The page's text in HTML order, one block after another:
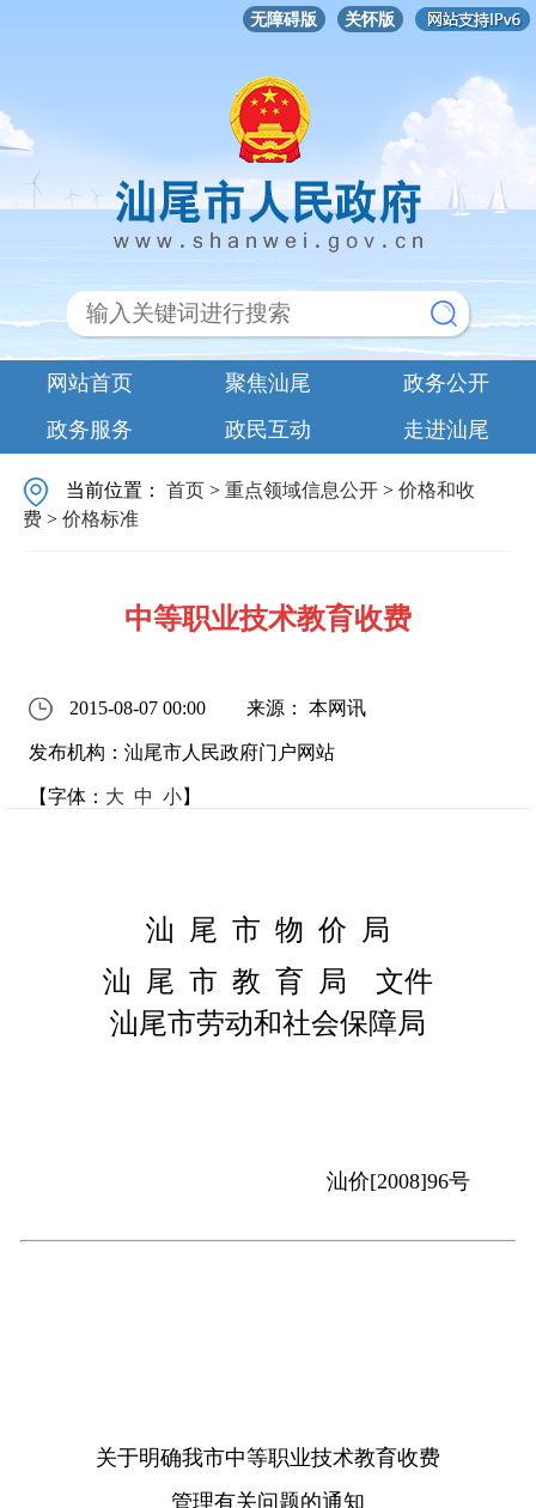
无障碍版 关怀版
网站首页 聚焦汕尾
政务公开
政务服务
政民互动 走进汕尾
当前位置：首页 >重点领域信息公开 >价格和收
费 >价格标准
中等职业技术教育收费
2015-08-07 00:00 来源： 本网讯
发布机构：汕尾市人民政府门户网站
【字体： 大 中 小】
汕 尾 市 物 价
局
汕
尾 市 教 育 局 文件
汕尾市劳动和社会保障局
汕价[2008]96号
关于明确我市中等职业技术教育收费
管理有关问题的通知